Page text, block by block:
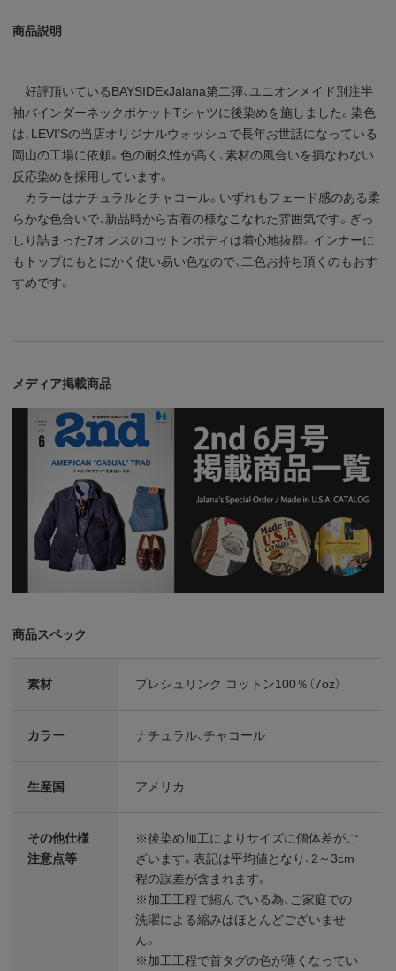
商品説明
好評頂いているBAYSIDExJalana第二弾、ユニオンメイド別注半
袖バインダーネックポケットTシャツに後染めを施しました。染色
は、LEVI’Sの当店オリジナルウォッシュで長年お世話になっている
岡山の工場に依頼。色の耐久性が高く、素材の風合いを損なわない
反応染めを採用しています。
カラーはナチュラルとチャコール。いずれもフェード感のある柔
らかな色合いで、新品時から古着の様なこなれた雰囲気です。ぎっ
しり詰まった7オンスのコットンボディは着心地抜群。インナーに
もトップにもとにかく使い易い色なので、二色お持ち頂くのもおす
すめです。
メディア掲載商品
商品スペック
素材 プレシュリンク コットン100％（7oz）
カラー ナチュラル、チャコール
生産国 アメリカ
その他仕様
注意点等
※後染め加工によりサイズに個体差がご
ざいます。表記は平均値となり、2～3cm
程の誤差が含まれます。
※加工工程で縮んでいる為、ご家庭での
洗濯による縮みはほとんどございませ
ん。
※加工工程で首タグの色が薄くなってい